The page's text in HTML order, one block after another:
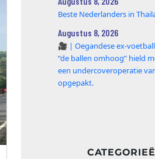
Beste Nederlanders in
Augustus 8, 2026
🎥 | Oegandese ex-
“de ballen omhoog” hield
een undercoveroperatie
opgepakt.